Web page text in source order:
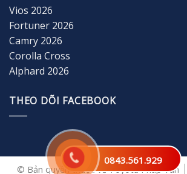
0843.561.929
Vios 2026
Fortuner 2026
Camry 2026
Corolla Cross
Alphard 2026
THEO DÕI FACEBOOK
© Bản quyền thuộc về Toyota Pháp Vân